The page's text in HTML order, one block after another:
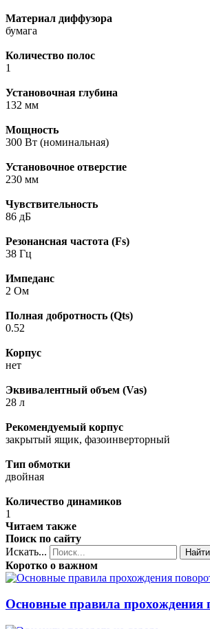
Материал диффузора
бумага
Количество полос
1
Установочная глубина
132 мм
Мощность
300 Вт (номинальная)
Установочное отверстие
230 мм
Чувствительность
86 дБ
Резонансная частота (Fs)
38 Гц
Импеданс
2 Ом
Полная добротность (Qts)
0.52
Корпус
нет
Эквивалентный объем (Vas)
28 л
Рекомендуемый корпус
закрытый ящик, фазоинверторный
Тип обмотки
двойная
Количество динамиков
1
Читаем также
Поиск по сайту
Искать...
Найти
Коротко о важном
Основные правила прохождения